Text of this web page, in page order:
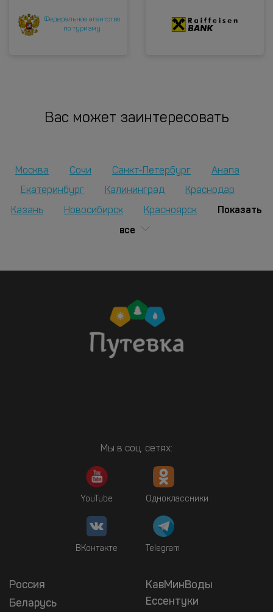
Федеральное агентство
по туризму
Вас может заинтересовать
Москва Сочи Санкт-Петербург
Анапа
Екатеринбург
Калининград Краснодар
Казань Новосибирск Красноярск
Показать
все
Мы в соц. сетях:
YouTube Одноклассники
ВКонтакте Telegram
Россия
Беларусь
КавМинВоды
Ессентуки